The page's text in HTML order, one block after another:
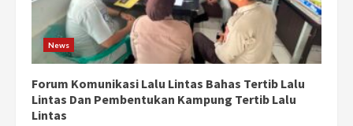
News
Forum Komunikasi Lalu Lintas Bahas Tertib Lalu
Lintas Dan Pembentukan Kampung Tertib Lalu
Lintas